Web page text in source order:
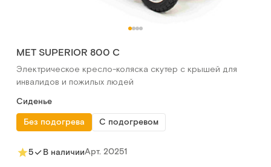
MET SUPERIOR 800 C
Электрическое кресло-коляска скутер с крышей для
инвалидов и пожилых людей
Сиденье
Без подогрева
С подогревом
5 В наличииАрт. 20251